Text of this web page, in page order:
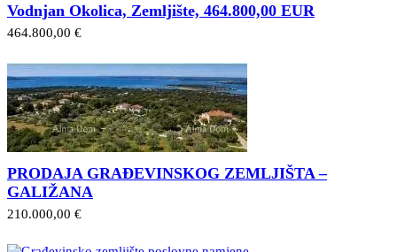
Vodnjan Okolica, Zemljište, 464.800,00 EUR
464.800,00 €
PRODAJA GRAĐEVINSKOG ZEMLJIŠTA –
GALIŽANA
210.000,00 €